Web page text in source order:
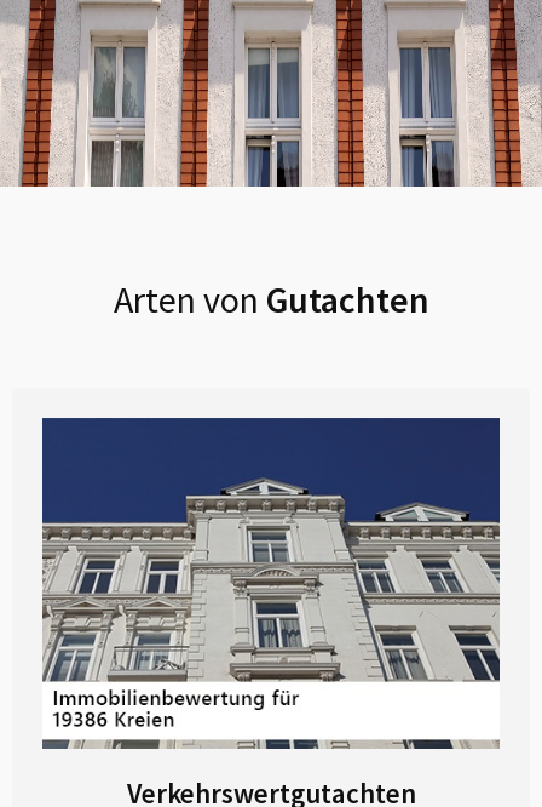
Arten von Gutachten
Verkehrswertgutachten